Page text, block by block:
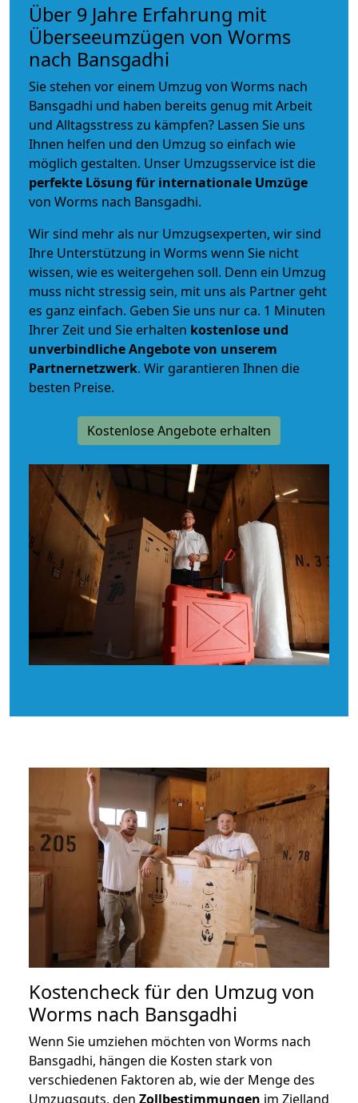
Über 9 Jahre Erfahrung mit
Überseeumzügen von Worms
nach Bansgadhi
Sie stehen vor einem Umzug von Worms nach
Bansgadhi und haben bereits genug mit Arbeit
und Alltagsstress zu kämpfen? Lassen Sie uns
Ihnen helfen und den Umzug so einfach wie
möglich gestalten. Unser Umzugsservice ist die
perfekte Lösung für internationale Umzüge
von Worms nach Bansgadhi.
Wir sind mehr als nur Umzugsexperten, wir sind
Ihre Unterstützung in Worms wenn Sie nicht
wissen, wie es weitergehen soll. Denn ein Umzug
muss nicht stressig sein, mit uns als Partner geht
es ganz einfach. Geben Sie uns nur ca. 1 Minuten
Ihrer Zeit und Sie erhalten kostenlose und
unverbindlicheAngebote von unserem
Partnernetzwerk. Wir garantieren Ihnen die
besten Preise.
Kostenlose Angebote erhalten
Kostencheck für den Umzug von
Worms nach Bansgadhi
Wenn Sie umziehen möchten von Worms nach
Bansgadhi, hängen die Kosten stark von
verschiedenen Faktoren ab, wie der Menge des
Umzugsguts, den Zollbestimmungen im Zielland